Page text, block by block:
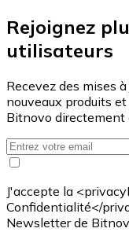
Rejoignez
utilisateurs
Recevez des mises
nouveaux produits
Bitnovo directement
J'accepte la
Confidentialité</
Newsletter de